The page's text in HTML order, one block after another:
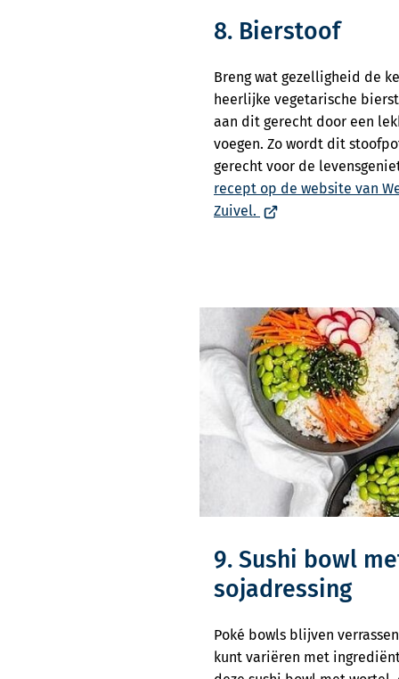
8. Bierstoof
Breng wat gezelligheid de
heerlijke vegetarische
aan dit gerecht door een
voegen. Zo wordt dit
gerecht voor de
recept op de website van
Zuivel. (Verwijst
9. Sushi bowl
sojadressing
Poké bowls blijven
kunt variëren met